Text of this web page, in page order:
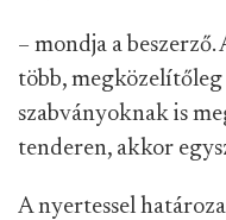
– mondja a
több,
szabványoknak is
tenderen, akkor
A nyertessel